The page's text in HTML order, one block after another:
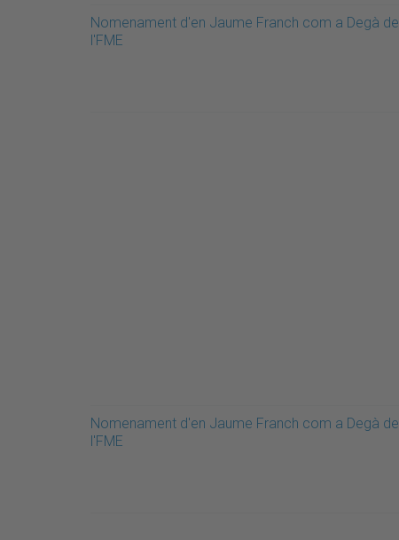
Nomenament d'en Jaume Franch com a Degà de
l'FME
Nomenament d'en Jaume Franch com a Degà de
l'FME